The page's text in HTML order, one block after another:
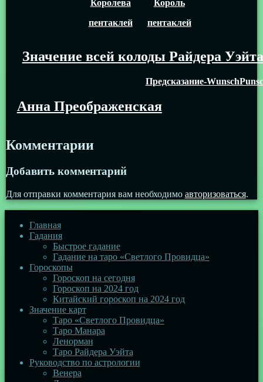
Королева
пентаклей
Король
пентаклей
Значение всей колоды Райдера Уэйта
Предсказание-
Анна Преображенская
Комментарии
Добавить комментарий
Для отправки комментария вам необходимо авторизоваться.
Главная
Гадания
Быстрое гадание
Гадание на таро «Светлого Провидца»
Гороскопы
Гороскоп на сегодня
Гороскоп на 2024 год
Китайский гороскоп на 2024 год
Значение карт
Таро «Светлого Провидца»
Таро Манара
Ленорман
Таро Райдера Уэйта
Руководство по астрологии
Венера